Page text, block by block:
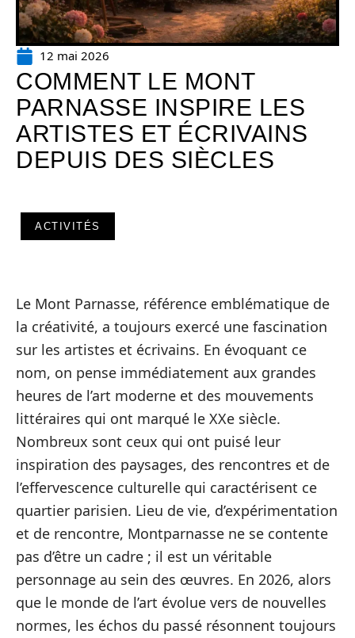
12 mai 2026
COMMENT LE MONT
PARNASSE INSPIRE LES
ARTISTES ET ÉCRIVAINS
DEPUIS DES SIÈCLES
ACTIVITÉS
Le Mont Parnasse, référence emblématique de
la créativité, a toujours exercé une fascination
sur les artistes et écrivains. En évoquant ce
nom, on pense immédiatement aux grandes
heures de l’art moderne et des mouvements
littéraires qui ont marqué le XXe siècle.
Nombreux sont ceux qui ont puisé leur
inspiration des paysages, des rencontres et de
l’effervescence culturelle qui caractérisent ce
quartier parisien. Lieu de vie, d’expérimentation
et de rencontre, Montparnasse ne se contente
pas d’être un cadre ; il est un véritable
personnage au sein des œuvres. En 2026, alors
que le monde de l’art évolue vers de nouvelles
normes, les échos du passé résonnent toujours